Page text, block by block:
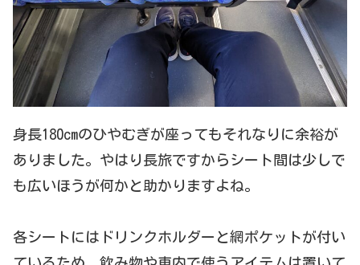
身長180cmのひやむぎが座ってもそれなりに余裕が
ありました。やはり長旅ですからシート間は少しで
も広いほうが何かと助かりますよね。
各シートにはドリンクホルダーと網ポケットが付い